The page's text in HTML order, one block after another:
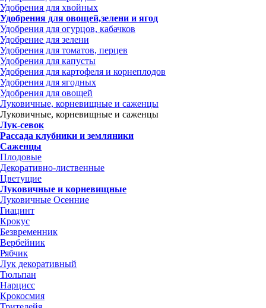
Удобрения для хвойных
Удобрения для овощей,зелени и ягод
Удобрения для огурцов, кабачков
Удобрение для зелени
Удобрения для томатов, перцев
Удобрения для капусты
Удобрения для картофеля и корнеплодов
Удобрения для ягодных
Удобрения для овощей
Луковичные, корневищные и саженцы
Луковичные, корневищные и саженцы
Лук-севок
Рассада клубники и земляники
Саженцы
Плодовые
Декоративно-лиственные
Цветущие
Луковичные и корневищные
Луковичные Осенние
Гиацинт
Крокус
Безвременник
Вербейник
Рябчик
Лук декоративный
Тюльпан
Нарцисс
Крокосмия